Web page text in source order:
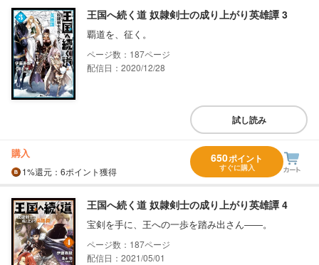
王国へ続く道 奴隷剣士の成り上がり英雄譚 3
覇道を、征く。
187
配信日：2020/12/28
試し読み
購入
1%還元 ：6ポイント獲得
650ポイント
すぐに購入
王国へ続く道 奴隷剣士の成り上がり英雄譚 4
宝剣を手に、王への一歩を踏み出さん――。
187
配信日：2021/05/01